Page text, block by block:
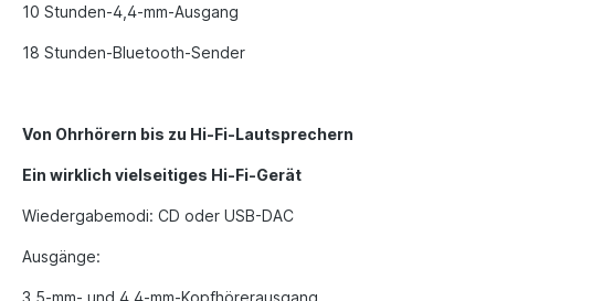
10 Stunden-4,4-mm-Ausgang
18 Stunden-Bluetooth-Sender
Von Ohrhörern bis zu Hi-Fi-Lautsprechern
Ein wirklich vielseitiges Hi-Fi-Gerät
Wiedergabemodi: CD oder USB-DAC
Ausgänge:
3,5-mm- und 4,4-mm-Kopfhörerausgang